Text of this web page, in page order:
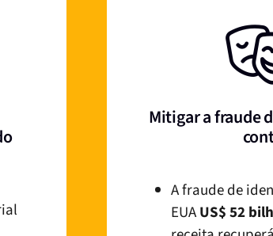
Mitigar a fraude
A fraude de
EUAUS$ 52